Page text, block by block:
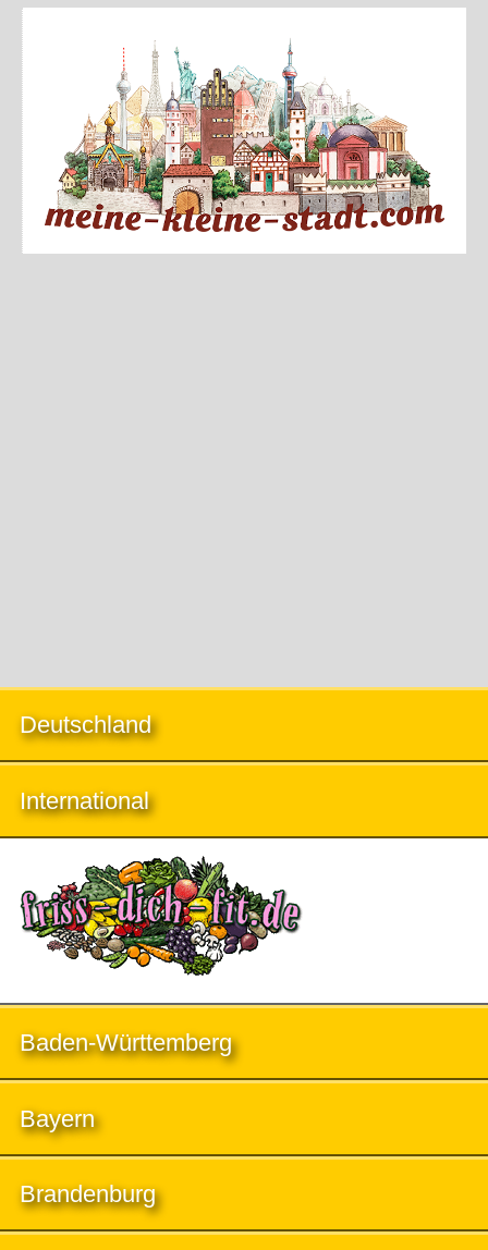
Deutschland
International
Baden-Württemberg
Bayern
Brandenburg